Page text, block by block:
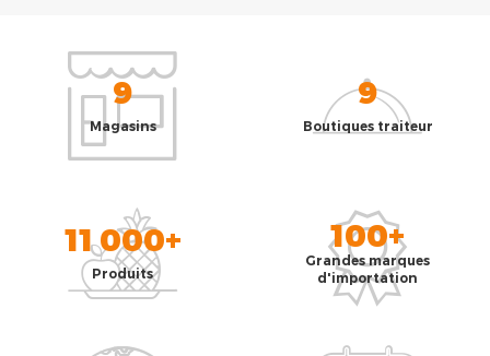
9
Magasins
9
Boutiques traiteur
11 000+
Produits
100+
Grandes marques
d'importation